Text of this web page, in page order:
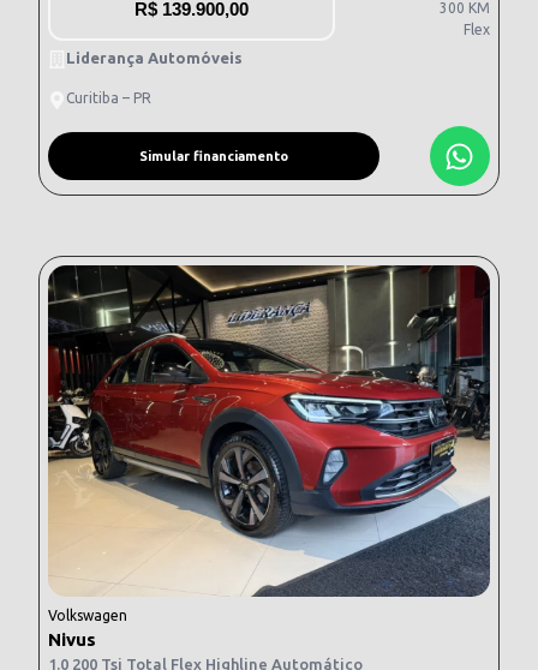
R$ 139.900,00
300 KM
Flex
Liderança Automóveis
Curitiba – PR
Simular financiamento
Volkswagen
Nivus
1.0 200 Tsi Total Flex Highline Automático